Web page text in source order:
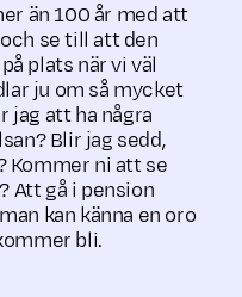
än 100 år med att
se till att den
plats när vi väl
ju om så mycket
jag att ha några
Blir jag sedd,
Kommer ni att se
Att gå i pension
kan känna en oro
bli.